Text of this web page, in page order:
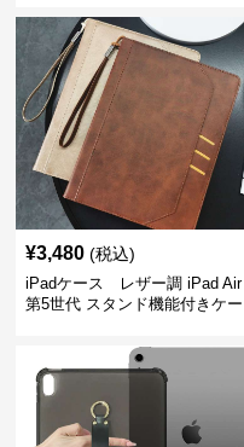
¥3,480 (税込)
iPadケース レザー調 iPad Air
第5世代 スタンド機能付きケー